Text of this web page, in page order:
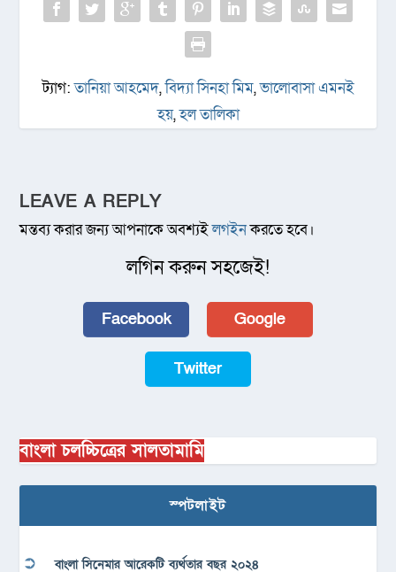
ট্যাগ:তানিয়া আহমেদ,বিদ্যা সিনহা মিম,ভালোবাসা এমনই
হয়,হল তালিকা
LEAVE A REPLY
মন্তব্য করার জন্য আপনাকে অবশ্যইলগইনকরতে হবে।
লগিন করুন সহজেই!
Facebook Google
Twitter
বাংলা চলচ্চিত্রের সালতামামি
স্পটলাইট
বাংলা সিনেমার আরেকটি ব্যর্থতার বছর ২০২৪